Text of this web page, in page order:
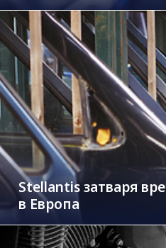
Stellantis затваря
в Европа